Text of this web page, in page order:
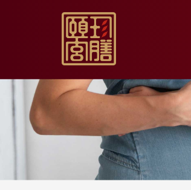
【限時促
【居家月
【日常飲